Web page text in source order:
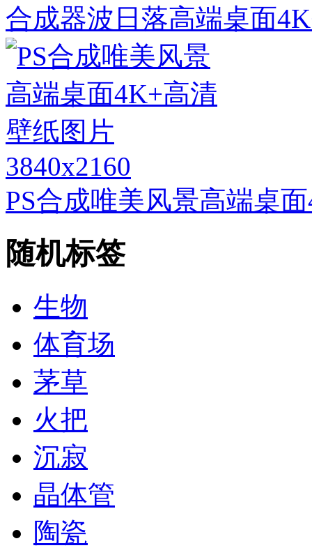
合成器波日落高端桌面
3840x2160
PS合成唯美风景高端桌
随机标签
生物
体育场
茅草
火把
沉寂
晶体管
陶瓷